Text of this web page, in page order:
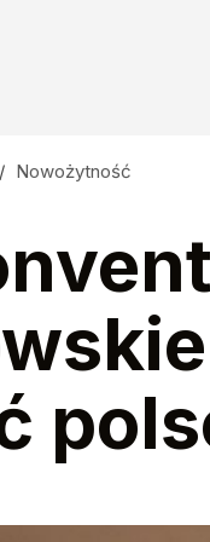
/ Nowożytność